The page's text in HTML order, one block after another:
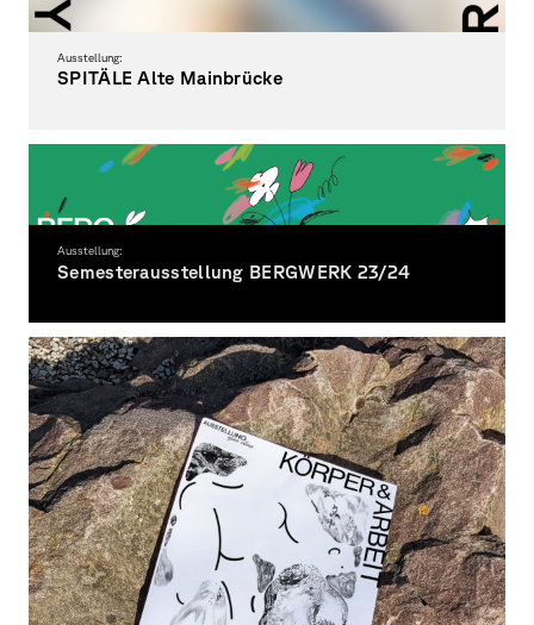
Ausstellung:
SPITÄLE Alte Mainbrücke
Ausstellung:
Semesterausstellung BERGWERK 23/24